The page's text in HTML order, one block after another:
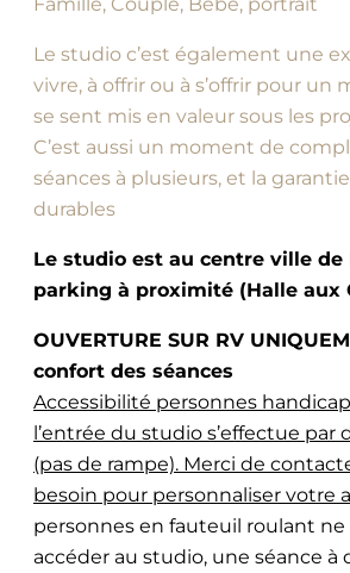
Le studio c’est également une
vivre, à offrir ou à s’offrir pour un
se sent mis en valeur sous les
C’est aussi un moment de
séances à plusieurs, et la
durables
Le studio est au centre ville de
parking à proximité (Halle aux
OUVERTURE SUR RV
confort des séances
Accessibilité personnes
l’entrée du studio s’effectue par
(pas de rampe). Merci de
besoin pour personnaliser votre
personnes en fauteuil roulant
accéder au studio, une séance à